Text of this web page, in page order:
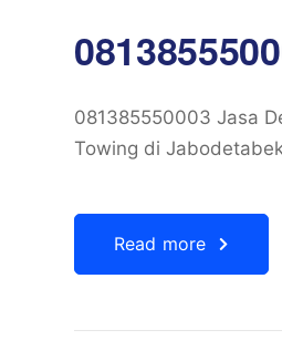
081385550003 Jasa
Towing di
Read more